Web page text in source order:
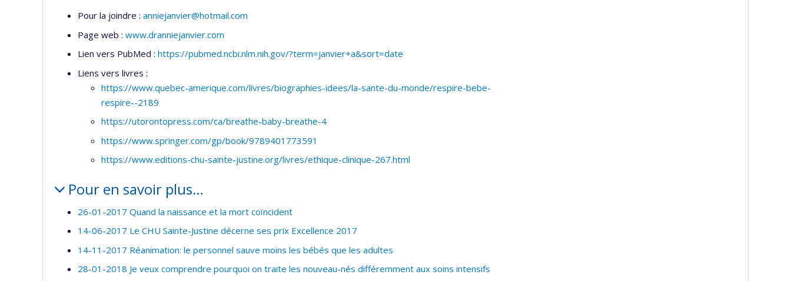
Pour la joindre : anniejanvier@hotmail.com
Page web : www.dranniejanvier.com
Lien vers PubMed : https://pubmed.ncbi.nlm.nih.gov/?term=janvier+a&sort=date
Liens vers livres :
https://www.quebec-amerique.com/livres/biographies-idees/la-sante-du-monde/respire-bebe-
respire--2189
https://utorontopress.com/ca/breathe-baby-breathe-4
https://www.springer.com/gp/book/9789401773591
https://www.editions-chu-sainte-justine.org/livres/ethique-clinique-267.html
Pour en savoir plus…
26-01-2017 Quand la naissance et la mort coïncident
14-06-2017 Le CHU Sainte-Justine décerne ses prix Excellence 2017
14-11-2017 Réanimation: le personnel sauve moins les bébés que les adultes
28-01-2018 Je veux comprendre pourquoi on traite les nouveau-nés différemment aux soins intensifs